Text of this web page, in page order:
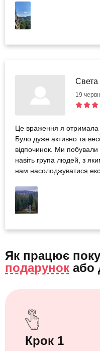
подарувавши або
Света
19
Це враження я
Було дуже активно та
відпочинок. Ми побували
навіть група людей, з
нам насолоджуватися
Як працює
подарунок або
Крок 1